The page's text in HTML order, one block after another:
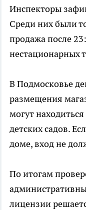
Инспекторы
Среди них были
продажа после
нестационарных
В Подмосковье
размещения
могут
детских садов.
доме, вход не
По итогам
лицензии